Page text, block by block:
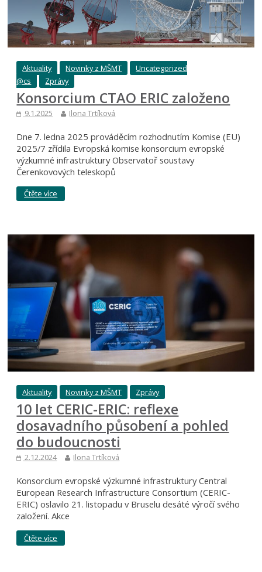
Aktuality Novinky z MŠMT
Uncategorized
@cs
Zprávy
Konsorcium CTAO ERIC založeno
9.1.2025 Ilona Trtíková
Dne 7. ledna 2025 prováděcím rozhodnutím Komise (EU)
2025/7 zřídila Evropská komise konsorcium evropské
výzkumné infrastruktury Observatoř soustavy
Čerenkovových teleskopů
Čtěte více
Aktuality Novinky z MŠMT Zprávy
10 let CERIC-ERIC: reflexe
dosavadního působení a pohled
do budoucnosti
2.12.2024 Ilona Trtíková
Konsorcium evropské výzkumné infrastruktury Central
European Research Infrastructure Consortium (CERIC-
ERIC) oslavilo 21. listopadu v Bruselu desáté výročí svého
založení. Akce
Čtěte více